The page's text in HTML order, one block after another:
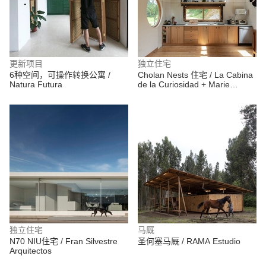
更新项目
6种空间，可操作转换公寓 /
Natura Futura
独立住宅
Cholan Nests 住宅 / La Cabina
de la Curiosidad + Marie
独立住宅
N70 NIU住宅 / Fran Silvestre
Arquitectos
马厩
圣何塞马厩 / RAMA Estudio